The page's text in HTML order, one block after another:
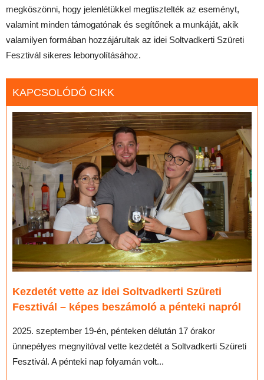
megköszönni, hogy jelenlétükkel megtisztelték az eseményt,
valamint minden támogatónak és segítőnek a munkáját, akik
valamilyen formában hozzájárultak az idei Soltvadkerti Szüreti
Fesztivál sikeres lebonyolításához.
KAPCSOLÓDÓ CIKK
Kezdetét vette az idei Soltvadkerti Szüreti
Fesztivál – képes beszámoló a pénteki napról
2025. szeptember 19-én, pénteken délután 17 órakor
ünnepélyes megnyitóval vette kezdetét a Soltvadkerti Szüreti
Fesztivál. A pénteki nap folyamán volt...